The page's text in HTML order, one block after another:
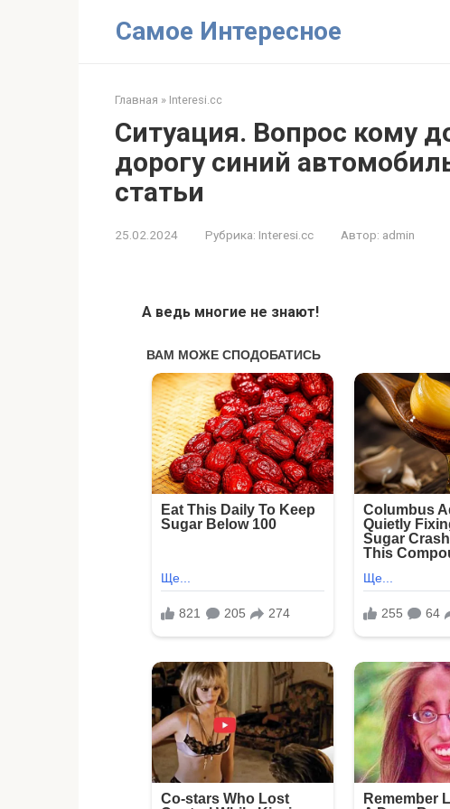
Самое Интересное
Главная » Interesi.cc
Ситуация. Вопрос кому
дорогу синий
статьи
25.02.2024 Рубрика: Interesi.cc Автор: admin
А ведь многие не знают!